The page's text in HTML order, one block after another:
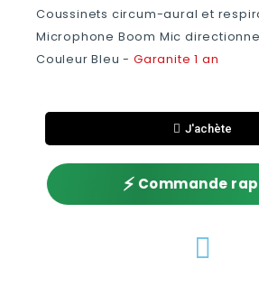
Coussinets circum-aural et
Microphone Boom Mic
Couleur Bleu - Garanite 1 an
J'achète
⚡ Commande